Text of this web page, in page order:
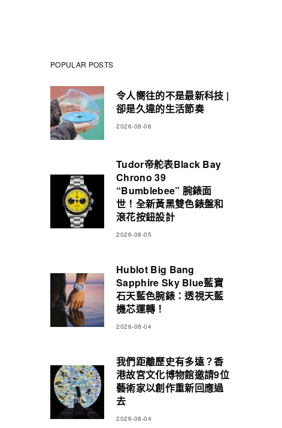
POPULAR POSTS
令人嚮往的不是最新科技 |
卻是久違的生活節奏
2026-08-06
Tudor帝舵表Black Bay
Chrono 39
“Bumblebee” 腕錶面
世！全新黃黑雙色錶盤和
滾花按鈕設計
2026-08-05
Hublot Big Bang
Sapphire Sky Blue藍寶
石天藍色腕錶：透視天藍
機芯運轉！
2026-08-04
我們距離歷史有多遠？香
港故宮文化博物館邀請9位
藝術家以創作重新回應過
去
2026-08-04